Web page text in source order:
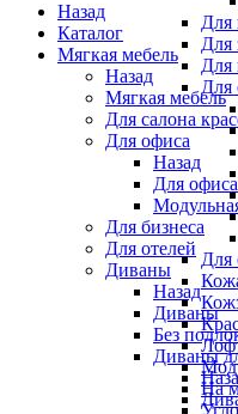
Для
Для
Для
Для
Для
На
Назад
Каталог
Мягкая мебель
Назад
Мягкая мебель
Для салона
Для офиса
Назад
Для офиса
Для бизнеса
Для отелей
Диваны
Назад
Диваны
Без
Диваны